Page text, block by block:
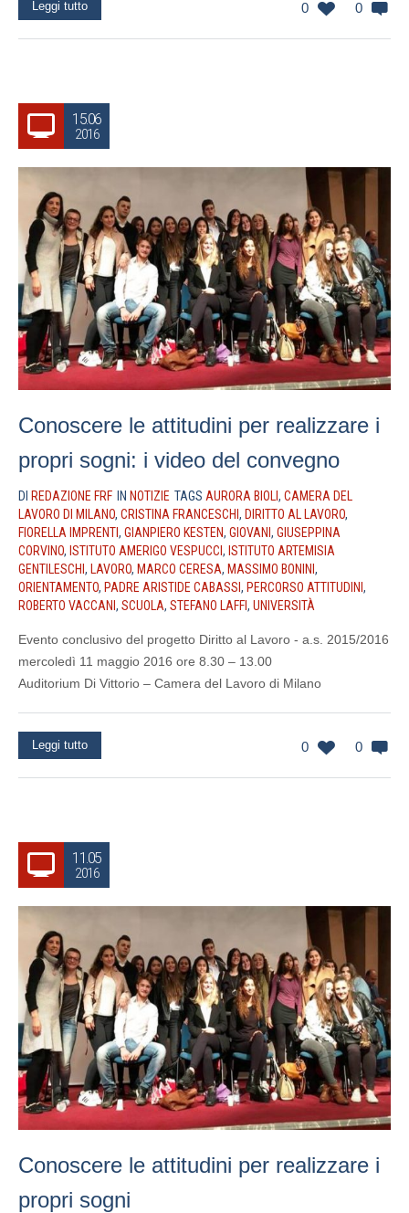
0 0
Leggi tutto
15.06
2016
Conoscere le attitudini per realizzare i
propri sogni: i video del convegno
DI REDAZIONE FRF IN NOTIZIE TAGS AURORA BIOLI , CAMERA DEL
LAVORO DI MILANO, CRISTINA FRANCESCHI , DIRITTO AL LAVORO,
FIORELLA IMPRENTI, GIANPIERO KESTEN, GIOVANI , GIUSEPPINA
CORVINO, ISTITUTO AMERIGO VESPUCCI , ISTITUTO ARTEMISIA
GENTILESCHI , LAVORO, MARCO CERESA, MASSIMO BONINI ,
ORIENTAMENTO, PADRE ARISTIDE CABASSI , PERCORSO ATTITUDINI ,
ROBERTO VACCANI , SCUOLA, STEFANO LAFFI, UNIVERSITÀ
Evento conclusivo del progetto Diritto al Lavoro - a.s. 2015/2016
mercoledì 11 maggio 2016 ore 8.30 – 13.00
Auditorium Di Vittorio – Camera del Lavoro di Milano
0 0
Leggi tutto
11.05
2016
Conoscere le attitudini per realizzare i
propri sogni